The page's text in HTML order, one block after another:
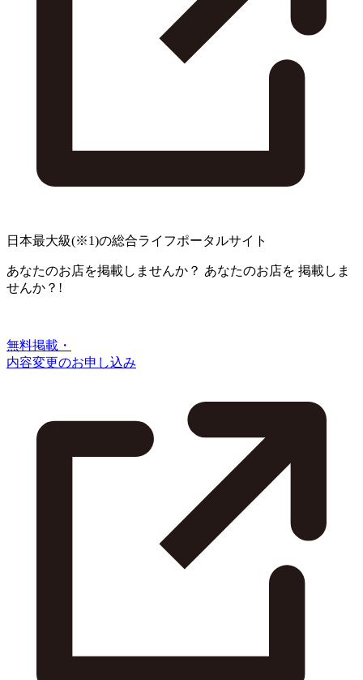
日本最大級(※1)の総合ライフポータルサイト
あなたのお店を掲載しませんか？ あなたのお店を 掲載しま
せんか？!
無料掲載・
内容変更のお申し込み